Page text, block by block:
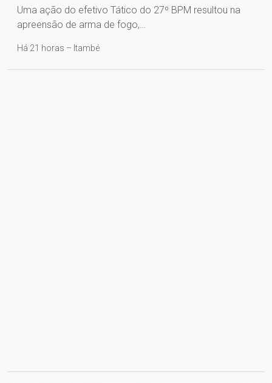
Uma ação do efetivo Tático do 27º BPM resultou na
apreensão de arma de fogo,…
Há 21 horas – Itambé